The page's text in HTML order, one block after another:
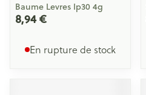
Baume Levres Ip30 4g
8,94 €
En rupture de stock